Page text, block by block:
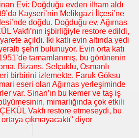
Evi: Doğduğu evden ilham aldı
Kayseri’nin Melikgazi İlçesi’ne
doğdu. Doğduğu ev, Ağırnas
Vakfı’nın işbirliğiyle restore edildi,
açıldı. İki katlı evin altında yedi
şehri bulunuyor. Evin orta katı
tamamlanmış, bu görünenin
Bizans, Selçuklu, Osmanlı
birbirini izlemekte. Faruk Göksu
eseri olan Ağırnas yerleşiminde
var. Sinan’ın bu kemer ve taş iş
mimarlığında çok etkili
Vakfı restore etmeseydi, bu
çıkmayacaktı" diyor